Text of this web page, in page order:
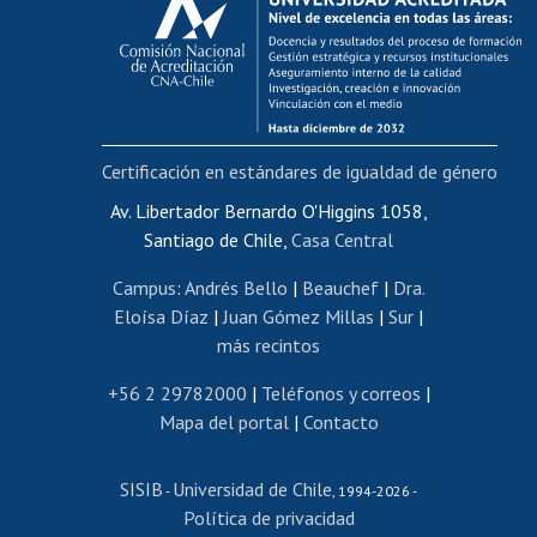
Postulación al AUCAI
Funcionarias/os
Cursos internos de capacitación
Bienestar del personal
Portal de movilidad interna
Certificado de renta
Certificado de renta honorarios
Editar páginas blancas
Extranjeras/os
Revalidación y reconocimiento de títulos
Postulación al Programa de Movilidad Estudiantil
Cursos de español
Av. Libertador Bernardo O'Higgins 1058,
Santiago de Chile, Casa Central
Campus: Andrés Bello | Beauchef| Dra.
Eloísa Díaz |Juan Gómez Millas | Sur |
más recintos
+56 2 29782000 | Teléfonos y correos |
Mapa del portal| Contacto
SISIB - Universidad de Chile, 1994-2026 -
Política de privacidad
Certificación en estándares de igualdad de género